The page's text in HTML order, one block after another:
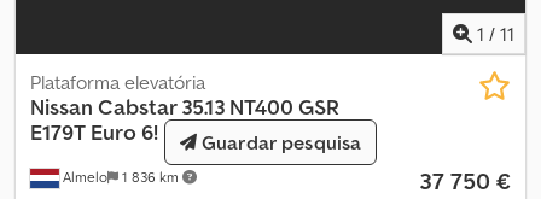
1 / 11
Almelo 1 836 km
Plataforma elevatória
Nissan Cabstar 35.13 NT400 GSR
E179T Euro 6!
37 750 €
Guardar pesquisa